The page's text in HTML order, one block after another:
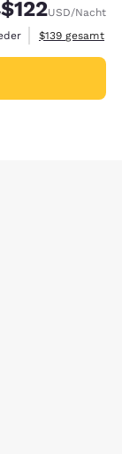
Vergünstigter
$122USD/Nacht
Geschätzte
$139 gesamt